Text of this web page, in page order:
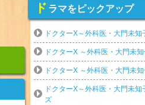
ド ラマをピックアップ
ドクターX～外科医・大門未知
ドクターX ～外科医・大門未
ドクターX ～外科医・大門未
ドクターX～外科医・大門未知
ズ